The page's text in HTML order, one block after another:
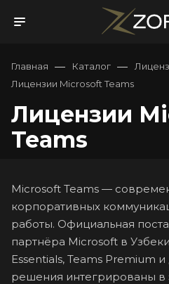
Главная — Каталог —
Лицензии Microsoft Teams
Лицензии
Teams
Microsoft Teams —
корпоративных
работы. Официальная
партнёра Microsoft в
Essentials, Teams Premium
решения интегрированы в